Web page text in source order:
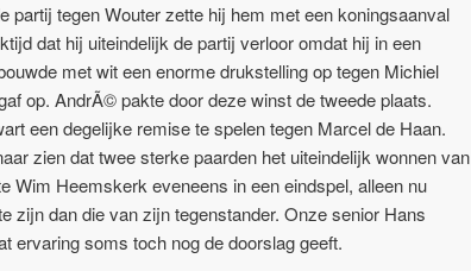
partij tegen Wouter zette hij hem met een koningsaanval
dat hij uiteindelijk de partij verloor omdat hij in een
met wit een enorme drukstelling op tegen Michiel
op. AndrÃ© pakte door deze winst de tweede plaats.
een degelijke remise te spelen tegen Marcel de Haan.
zien dat twee sterke paarden het uiteindelijk wonnen van
Wim Heemskerk eveneens in een eindspel, alleen nu
zijn dan die van zijn tegenstander. Onze senior Hans
ervaring soms toch nog de doorslag geeft.